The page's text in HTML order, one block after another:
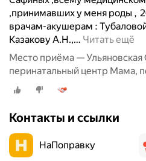
,принимавших у меня роды ,
врачам-акушерам :
Казакову А.Н.,… Читать ещё
Место приёма —
перинатальный центр Мама,
улица Радищева, 42, корп. 5
Контакты и ссылки
НаПоправку